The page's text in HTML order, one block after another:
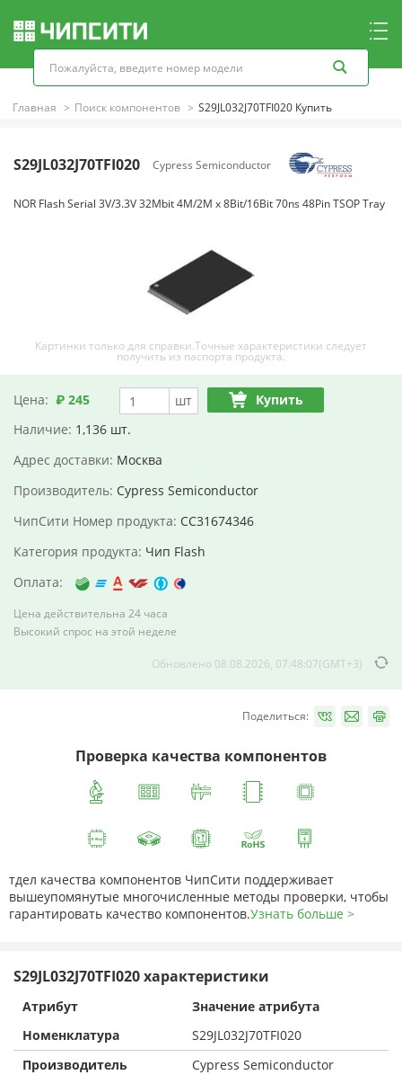
Главная Поиск компонентов S29JL032J70TFI020 Купить
S29JL032J70TFI020 Cypress Semiconductor
NOR Flash Serial 3V/3.3V 32Mbit 4M/2M x 8Bit/16Bit 70ns 48Pin TSOP Tray
Картинки только для справки.Точные характеристики следует
получить из паспорта продукта.
Цена: ₽ 245 шт
Купить
Наличие: 1,136 шт.
Адрес доставки: Москва
Производитель: Cypress Semiconductor
ЧипСити Номер продукта: CC31674346
Категория продукта: Чип Flash
Оплата:
Цена действительна 24 часа
Высокий спрос на этой неделе
Обновлено 08.08.2026, 07:48:07(GMT+3)
Поделиться:
Проверка качества компонентов
тдел качества компонентов ЧипСити поддерживает
вышеупомянутые многочисленные методы проверки, чтобы
гарантировать качество компонентов.Узнать больше >
S29JL032J70TFI020 характеристики
Атрибут
Значение атрибута
Номенклатура
S29JL032J70TFI020
Производитель
Cypress Semiconductor